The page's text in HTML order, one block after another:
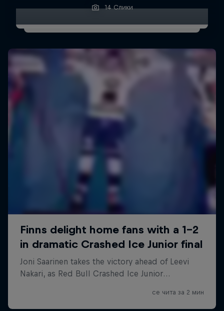
14 Слики